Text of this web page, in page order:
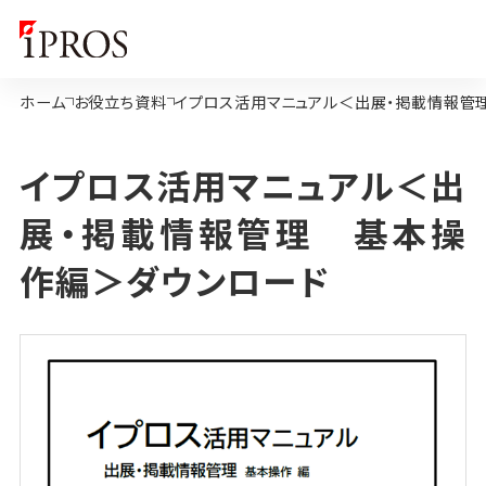
ホーム お役立ち資料 イプロス活用マニュアル＜出展・掲載情報
イプロス活用マニュアル＜出
展・掲載情報管理 基本操
作編＞ダウンロード